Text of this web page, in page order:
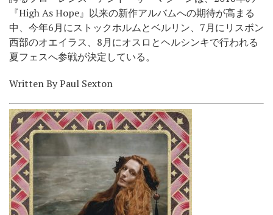
『High As Hope』以来の新作アルバムへの期待が高まる
中、今年6月にストックホルムとベルリン、7月にリスボン
西部のオエイラス、8月にオスロとヘルシンキで行われる
夏フェスへ参戦が決定している。
Written By Paul Sexton